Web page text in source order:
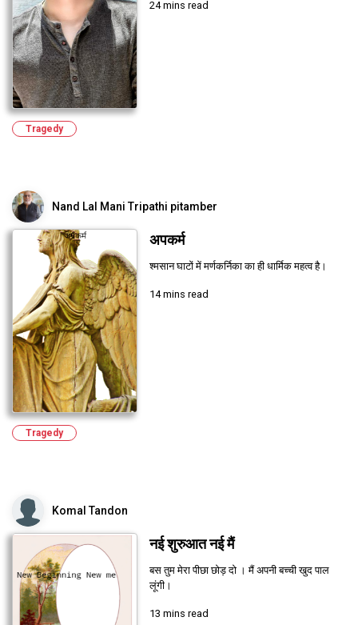
24 mins read
Tragedy
Nand Lal Mani Tripathi pitamber
अपकर्म
श्मसान घाटों में मर्णकर्निका का ही धार्मिक महत्व है।
14 mins read
Tragedy
Komal Tandon
नई शुरुआत नई मैं
बस तुम मेरा पीछा छोड़ दो । मैं अपनी बच्ची खुद पाल
लूंगी।
13 mins read